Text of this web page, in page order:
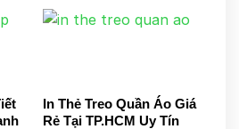
In Thẻ Treo Quần Áo Giá
Rẻ Tại TP.HCM Uy Tín